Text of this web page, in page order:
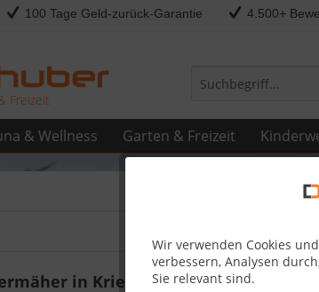
100 Tage Geld-zurück-Garantie 4.500+
Freizeit
& Wellness Garten & Freizeit
Wir verwenden Cookies
verbessern, Analysen
Sie relevant sind.
in Kriebstein – 1.250 m²